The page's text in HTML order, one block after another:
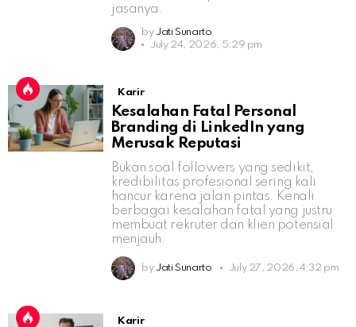
jasanya.
by Jati Sunarto
July 24, 2026, 5:29 pm
Karir
Kesalahan Fatal Personal
Branding di LinkedIn yang
Merusak Reputasi
Bukan soal followers yang sedikit,
kredibilitas profesional sering kali
hancur karena jalan pintas. Kenali
berbagai kesalahan fatal yang justru
membuat rekruter dan klien potensial
menjauh.
by Jati Sunarto July 27, 2026, 4:32 pm
Karir